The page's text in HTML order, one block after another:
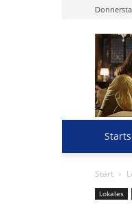
Start
Lokales